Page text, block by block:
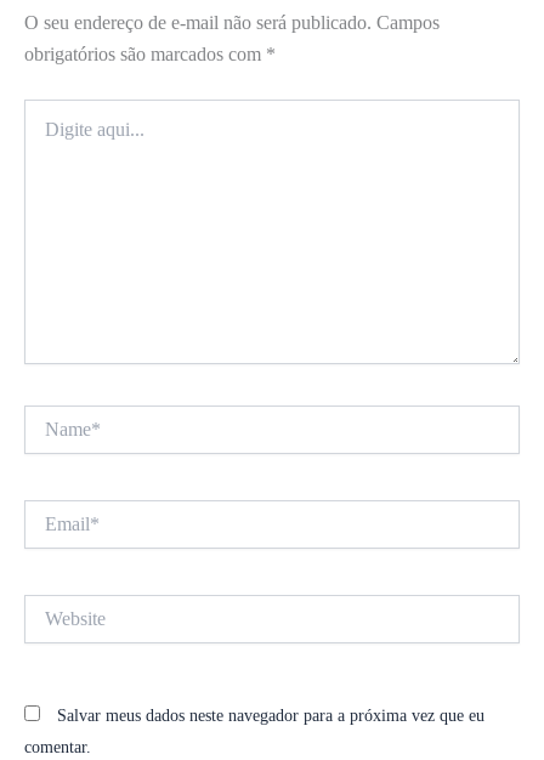
O seu endereço de e-mail não será publicado. Campos
obrigatórios são marcados com *
aqui...
Salvar meus dados neste navegador para a próxima vez que eu
comentar.